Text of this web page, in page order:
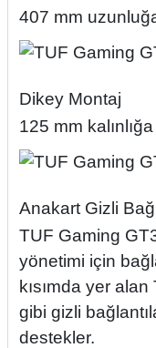
407 mm
Dikey Montaj
125 mm
Anakart Gizli
TUF Gaming
yönetimi için
kısımda yer
gibi gizli
destekler.